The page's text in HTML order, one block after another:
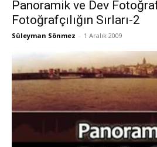
Panoramik ve Dev
Fotoğrafçılığın Sırları-2
Süleyman Sönmez - 1 Aralık 2009